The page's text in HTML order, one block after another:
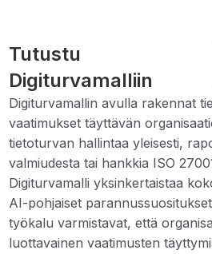
Tutustu
Digiturvamalliin
Digiturvamallin avulla rakennat
vaatimukset täyttävän
tietoturvan hallintaa yleisesti,
valmiudesta tai hankkia ISO
Digiturvamalli yksinkertaistaa
AI-pohjaiset
työkalu varmistavat, että
luottavainen vaatimusten